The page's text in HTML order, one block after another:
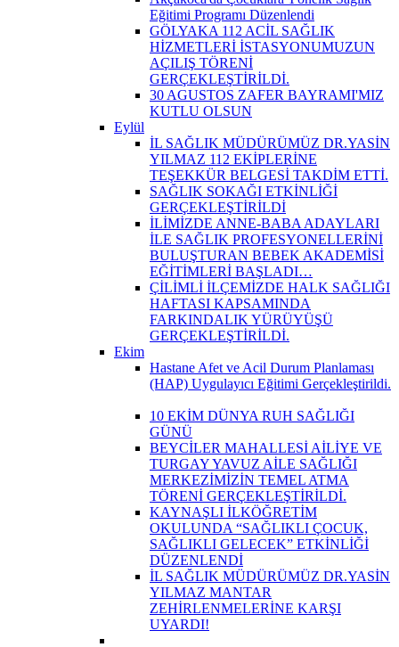
Eğitimi Programı Düzenlendi
GÖLYAKA 112 ACİL SAĞLIK
HİZMETLERİ İSTASYONUMUZUN
AÇILIŞ TÖRENİ
GERÇEKLEŞTİRİLDİ.
30 AGUSTOS ZAFER BAYRAMI'MIZ
KUTLU OLSUN
Eylül
İL SAĞLIK MÜDÜRÜMÜZ DR.YASİN
YILMAZ 112 EKİPLERİNE
TEŞEKKÜR BELGESİ TAKDİM ETTİ.
SAĞLIK SOKAĞI ETKİNLİĞİ
GERÇEKLEŞTİRİLDİ
İLİMİZDE ANNE-BABA ADAYLARI
İLE SAĞLIK PROFESYONELLERİNİ
BULUŞTURAN BEBEK AKADEMİSİ
EĞİTİMLERİ BAŞLADI…
ÇİLİMLİ İLÇEMİZDE HALK SAĞLIĞI
HAFTASI KAPSAMINDA
FARKINDALIK YÜRÜYÜŞÜ
GERÇEKLEŞTİRİLDİ.
Ekim
Hastane Afet ve Acil Durum Planlaması
(HAP) Uygulayıcı Eğitimi Gerçekleştirildi.
10 EKİM DÜNYA RUH SAĞLIĞI
GÜNÜ
BEYCİLER MAHALLESİ AİLİYE VE
TURGAY YAVUZ AİLE SAĞLIĞI
MERKEZİMİZİN TEMEL ATMA
TÖRENİ GERÇEKLEŞTİRİLDİ.
KAYNAŞLI İLKÖĞRETİM
OKULUNDA “SAĞLIKLI ÇOCUK,
SAĞLIKLI GELECEK” ETKİNLİĞİ
DÜZENLENDİ
İL SAĞLIK MÜDÜRÜMÜZ DR.YASİN
YILMAZ MANTAR
ZEHİRLENMELERİNE KARŞI
UYARDI!